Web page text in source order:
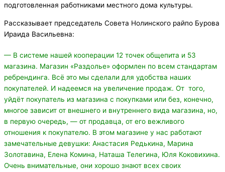
подготовленная работниками местного дома культуры.
Рассказывает председатель Совета Нолинского райпо Бурова
Ираида Васильевна:
— В системе нашей кооперации 12 точек общепита и 53
магазина. Магазин «Раздолье» оформлен по всем стандартам
ребрендинга. Всё это мы сделали для удобства наших
покупателей. И надеемся на увеличение продаж. От того,
уйдёт покупатель из магазина с покупками или без, конечно,
многое зависит от внешнего и внутреннего вида магазина, но,
в первую очередь, — от продавца, от его вежливого
отношения к покупателю. В этом магазине у нас работают
замечательные девушки: Анастасия Редькина, Марина
Золотавина, Елена Комина, Наташа Телегина, Юля Коковихина.
Очень внимательные, они хорошо знают всех своих